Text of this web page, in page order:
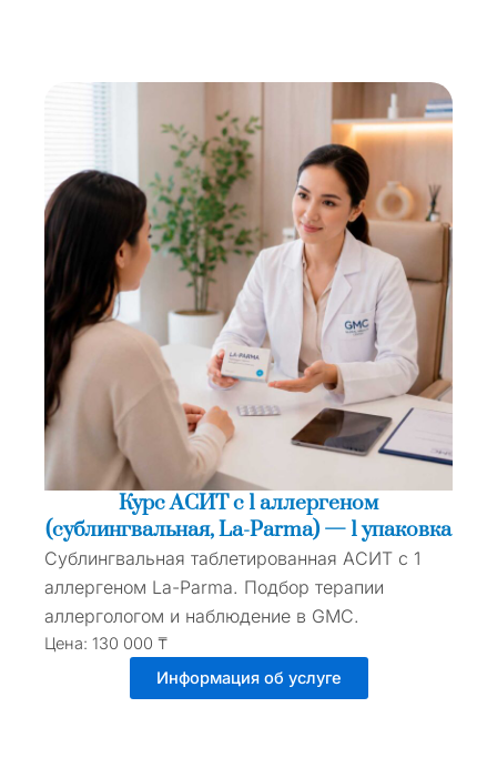
Курс АСИТ с 1 аллергеном
(сублингвальная, La-Parma) — 1 упаковка
Сублингвальная таблетированная АСИТ с 1
аллергеном La-Parma. Подбор терапии
аллергологом и наблюдение в GMC.
Цена: 130 000 ₸
Информация об услуге